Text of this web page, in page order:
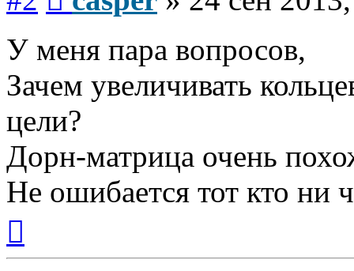
У меня пара вопросов,
Зачем увеличивать
цели?
Дорн-матрица очень
Не ошибается тот кто ни
началу